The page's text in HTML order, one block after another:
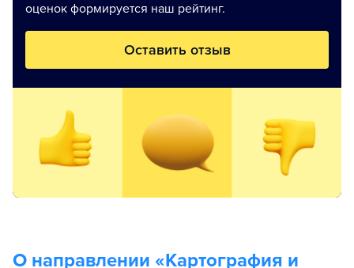
оценок формируется наш рейтинг.
Оставить отзыв
О направлении «Картография и